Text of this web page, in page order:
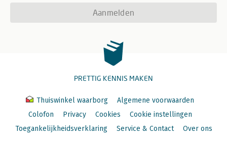
Aanmelden
PRETTIG KENNIS MAKEN
Thuiswinkel waarborg
Algemene voorwaarden
Colofon
Privacy Cookies
Cookie instellingen
Toegankelijkheidsverklaring
Service & Contact Over ons